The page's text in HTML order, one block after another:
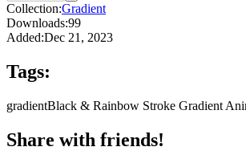
Collection:Gradient
Downloads:99
Added:Dec 21, 2023
Tags:
gradientBlack & Rainbow Stroke Gradient
Share with friends!